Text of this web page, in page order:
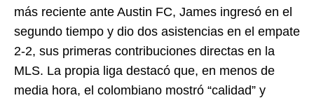
más reciente ante Austin FC, James ingresó en el
segundo tiempo y dio dos asistencias en el empate
2-2, sus primeras contribuciones directas en la
MLS. La propia liga destacó que, en menos de
media hora, el colombiano mostró “calidad” y